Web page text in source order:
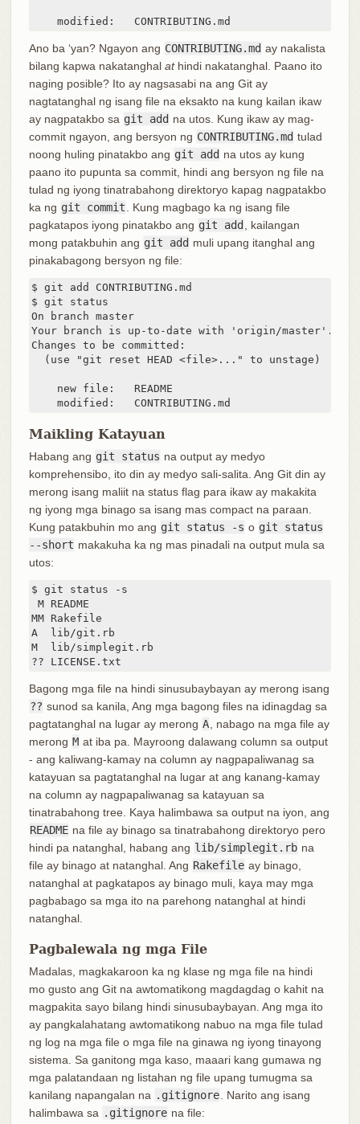
    modified:   CONTRIBUTING.md
Ano ba ‘yan? Ngayon ang CONTRIBUTING.md ay nakalista
bilang kapwa nakatanghal athindi nakatanghal. Paano ito
naging posible? Ito ay nagsasabi na ang Git ay
nagtatanghal ng isang file na eksakto na kung kailan ikaw
ay nagpatakbo sa git add na utos. Kung ikaw ay mag-
commit ngayon, ang bersyon ng CONTRIBUTING.md tulad
noong huling pinatakbo ang git add na utos ay kung
paano ito pupunta sa commit, hindi ang bersyon ng file na
tulad ng iyong tinatrabahong direktoryo kapag nagpatakbo
ka ng git commit
. Kung magbago ka ng isang file
pagkatapos iyong pinatakbo ang git add
, kailangan
mong patakbuhin ang git add muli upang itanghal ang
pinakabagong bersyon ng file:
$ git add CONTRIBUTING.md
$ git status
On branch master
Your branch is up-to-date with 'origin/master'.
Changes to be committed:
  (use "git reset HEAD <file>..." to unstage)
    new file:   README
    modified:   CONTRIBUTING.md
Maikling Katayuan
Habang ang git status na output ay medyo
komprehensibo, ito din ay medyo sali-salita. Ang Git din ay
merong isang maliit na status flag para ikaw ay makakita
ng iyong mga binago sa isang mas compact na paraan.
Kung patakbuhin mo ang git status -s o git status
--short makakuha ka ng mas pinadali na output mula sa
utos:
$ git status -s
M README
MM Rakefile
A  lib/git.rb
M  lib/simplegit.rb
?? LICENSE.txt
Bagong mga file na hindi sinusubaybayan ay merong isang
?? sunod sa kanila, Ang mga bagong files na idinagdag sa
pagtatanghal na lugar ay merong A , nabago na mga file ay
merong M at iba pa. Mayroong dalawang column sa output
- ang kaliwang-kamay na column ay nagpapaliwanag sa
katayuan sa pagtatanghal na lugar at ang kanang-kamay
na column ay nagpapaliwanag sa katayuan sa
tinatrabahong tree. Kaya halimbawa sa output na iyon, ang
README na file ay binago sa tinatrabahong direktoryo pero
hindi pa natanghal, habang ang lib/simplegit.rb na
file ay binago at natanghal. Ang Rakefile ay binago,
natanghal at pagkatapos ay binago muli, kaya may mga
pagbabago sa mga ito na parehong natanghal at hindi
natanghal.
Pagbalewala ng mga File
Madalas, magkakaroon ka ng klase ng mga file na hindi
mo gusto ang Git na awtomatikong magdagdag o kahit na
magpakita sayo bilang hindi sinusubaybayan. Ang mga ito
ay pangkalahatang awtomatikong nabuo na mga file tulad
ng log na mga file o mga file na ginawa ng iyong tinayong
sistema. Sa ganitong mga kaso, maaari kang gumawa ng
mga palatandaan ng listahan ng file upang tumugma sa
kanilang napangalan na .gitignore . Narito ang isang
halimbawa sa .gitignore na file: